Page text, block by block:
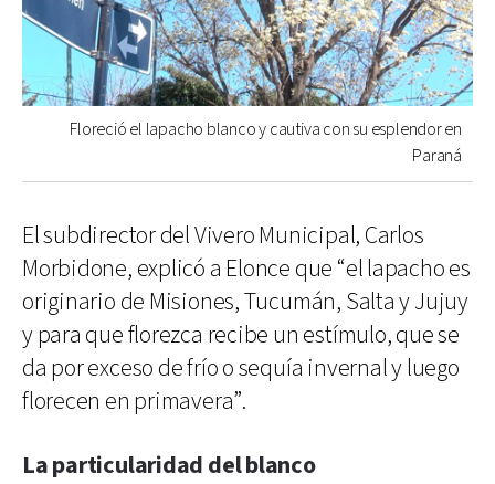
Floreció el lapacho blanco y cautiva con su esplendor en
Paraná
El subdirector del Vivero Municipal, Carlos
Morbidone, explicó a Elonce que “el lapacho es
originario de Misiones, Tucumán, Salta y Jujuy
y para que florezca recibe un estímulo, que se
da por exceso de frío o sequía invernal y luego
florecen en primavera”.
La particularidad del blanco